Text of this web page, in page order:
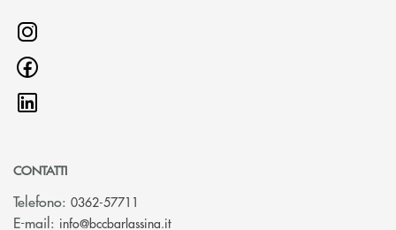
CONTATTI
Telefono: 0362-57711
E-mail: info@bccbarlassina.it(si apre l’app di posta elettronica)